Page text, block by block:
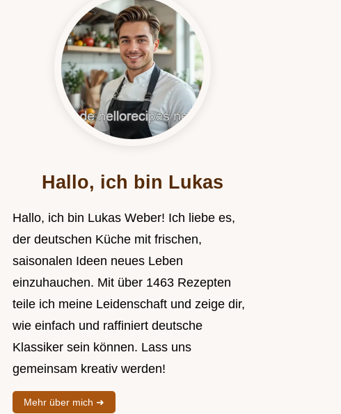
Hallo, ich bin Lukas
Hallo, ich bin Lukas Weber! Ich liebe es,
der deutschen Küche mit frischen,
saisonalen Ideen neues Leben
einzuhauchen. Mit über 1463 Rezepten
teile ich meine Leidenschaft und zeige dir,
wie einfach und raffiniert deutsche
Klassiker sein können. Lass uns
gemeinsam kreativ werden!
Mehr über mich ➜